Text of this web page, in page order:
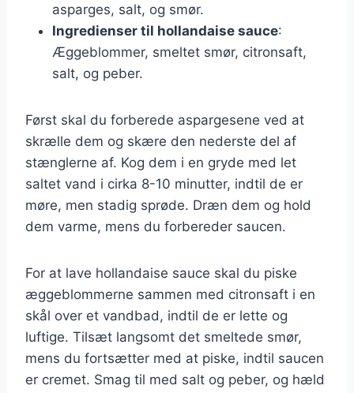
asparges, salt, og smør.
Ingredienser til hollandaise sauce:
Æggeblommer, smeltet smør, citronsaft,
salt, og peber.
Først skal du forberede aspargesene ved at
skrælle dem og skære den nederste del af
stænglerne af. Kog dem i en gryde med let
saltet vand i cirka 8-10 minutter, indtil de er
møre, men stadig sprøde. Dræn dem og hold
dem varme, mens du forbereder saucen.
For at lave hollandaise sauce skal du piske
æggeblommerne sammen med citronsaft i en
skål over et vandbad, indtil de er lette og
luftige. Tilsæt langsomt det smeltede smør,
mens du fortsætter med at piske, indtil saucen
er cremet. Smag til med salt og peber, og hæld